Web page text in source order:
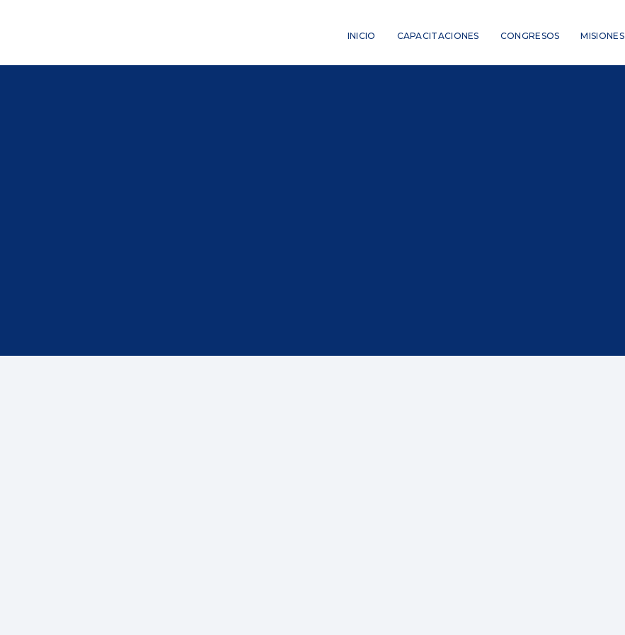
INICIO CAPACITACIONES CONGRESOS MISIONES